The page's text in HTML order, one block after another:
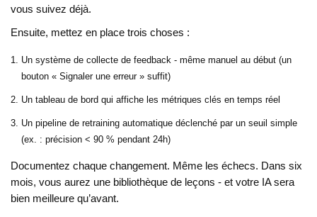
vous suivez déjà.
Ensuite, mettez en place trois choses :
Un système de collecte de feedback - même manuel au début (un
bouton « Signaler une erreur » suffit)
Un tableau de bord qui affiche les métriques clés en temps réel
Un pipeline de retraining automatique déclenché par un seuil simple
(ex. : précision < 90 % pendant 24h)
Documentez chaque changement. Même les échecs. Dans six
mois, vous aurez une bibliothèque de leçons - et votre IA sera
bien meilleure qu’avant.